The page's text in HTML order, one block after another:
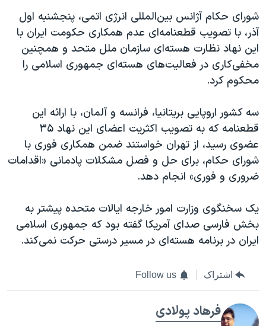
شورای حکام آژانس بین‌المللی انرژی اتمی، پنجشنبه اول
آذر، با تصویب قطعنامه‌ای عدم همکاری حکومت ایران با
این نهاد نظارت هسته‌ای سازمان ملل متحد و همچنین
مخفی‌کاری در فعالیت‌های هسته‌ای جمهوری اسلامی را
محکوم کرد.
سه کشور اروپایی بریتانیا، فرانسه و آلمان، با ارائه این
قطعنامه که به تصویب اکثریت اعضای این نهاد ۳۵
عضوی رسید، از تهران خواستند ضمن همکاری فوری با
شورای حکام، برای حل و فصل مشکلات پادمانی «اقدامات
ضروری و فوری» انجام دهد.
یک سخنگوی وزارت امور خارجه ایالات متحده پیشتر به
بخش فارسی صدای آمریکا گفته بود که جمهوری اسلامی
ایران در برنامه هسته‌ای در مسیر درستی حرکت نمی‌کند.
اشتراک Follow us
فرهاد پولادی